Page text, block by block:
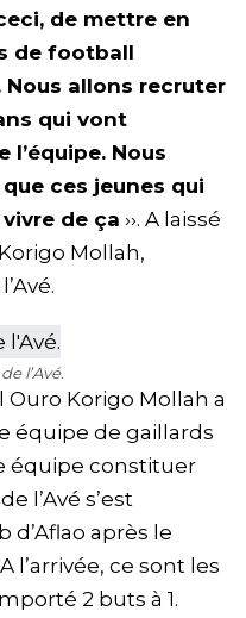
de mettre en
de football
allons recruter
qui vont
Nous
ces jeunes qui
de ça ››. A laissé
Mollah,
l’Avé.
Korigo Mollah a
équipe de gaillards
équipe constituer
l’Avé s’est
d’Aflao après le
l’arrivée, ce sont les
2 buts à 1.